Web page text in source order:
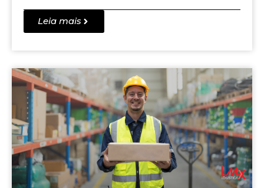
Leia mais